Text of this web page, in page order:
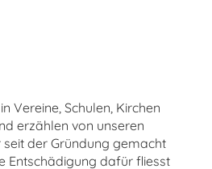
Vereine, Schulen, Kirchen
erzählen von unseren
seit der Gründung gemacht
Entschädigung dafür fliesst